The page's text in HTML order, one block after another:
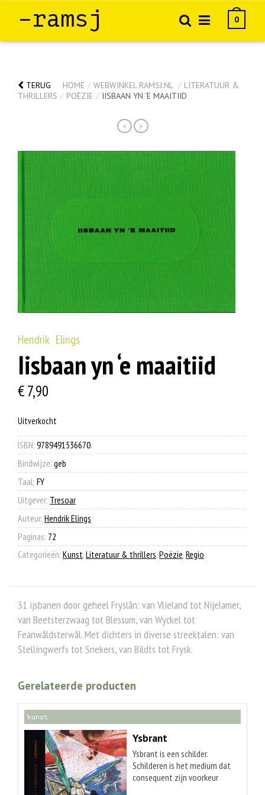
–ramsj 0
TERUG HOME / WEBWINKEL RAMSJ.NL / LITERATUUR &
THRILLERS / POËZIE / IISBAAN YN ‘E MAAITIID
< >
Hendrik Elings
Iisbaan yn ‘e maaitiid
€7,90
Uitverkocht
ISBN: 9789491536670.
Bindwijze: geb
Taal: FY
Uitgever: Tresoar
Auteur: Hendrik Elings
Paginas: 72
Categorieën: Kunst,Literatuur & thrillers,Poëzie,Regio.
31 ijsbanen door geheel Fryslân: van Vlieland tot Nijelamer,
van Beetsterzwaag tot Blessum, van Wyckel tot
Feanwâldsterwâl. Met dichters in diverse streektalen: van
Stellingwerfs tot Snekers, van Bildts tot Frysk.
Gerelateerde producten
kunst
Ysbrant
Ysbrant is een schilder.
Schilderen is het medium dat
consequent zijn voorkeur